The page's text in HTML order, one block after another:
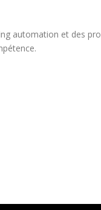
automation et des